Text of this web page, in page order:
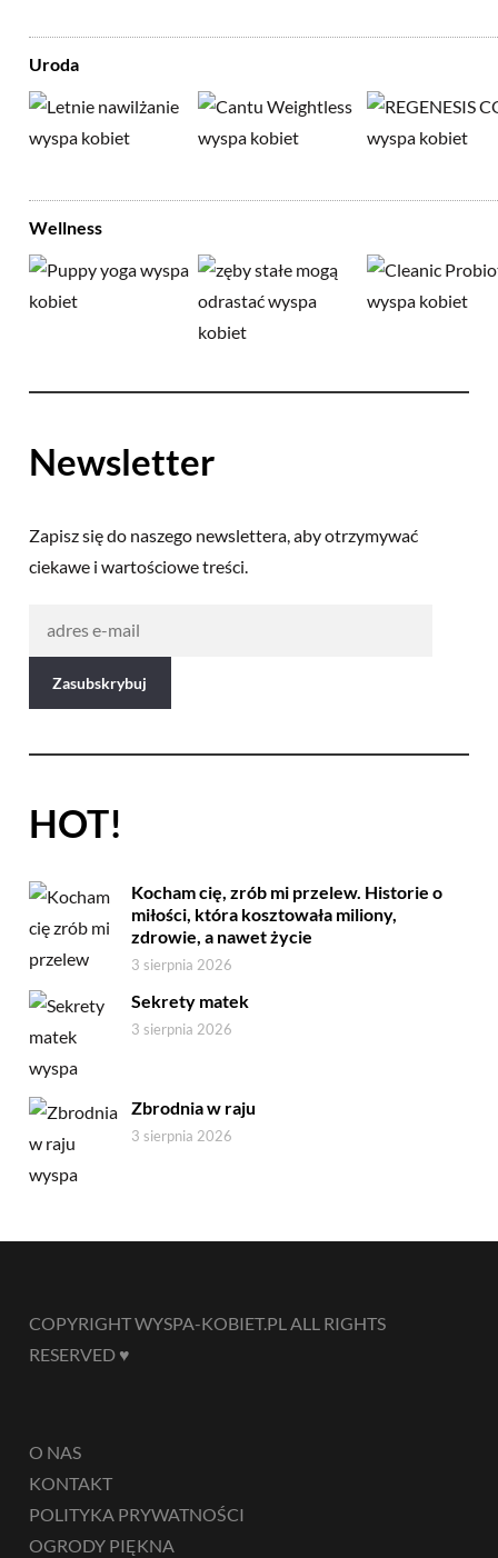
Uroda
Wellness
Newsletter
Zapisz się do naszego newslettera, aby otrzymywać
ciekawe i wartościowe treści.
HOT!
Kocham cię, zrób mi przelew. Historie o
miłości, która kosztowała miliony,
zdrowie, a nawet życie
3 sierpnia 2026
Sekrety matek
3 sierpnia 2026
Zbrodnia w raju
3 sierpnia 2026
COPYRIGHT WYSPA-KOBIET.PL ALL RIGHTS
RESERVED ♥
O NAS
KONTAKT
POLITYKA PRYWATNOŚCI
OGRODY PIĘKNA